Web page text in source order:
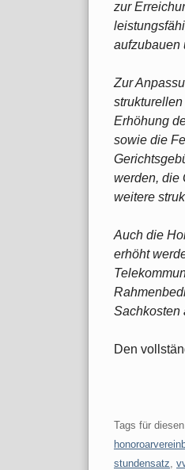
zur
aufzubauen
Zur
Erhöhung
sowie die
werden, die
weitere
Auch die
erhöht
Sachkosten
Den
Tags für
stundensatz